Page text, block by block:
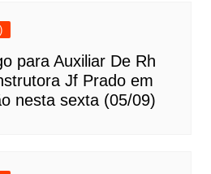
para Auxiliar De Rh
Jf Prado em
nesta sexta (05/09)